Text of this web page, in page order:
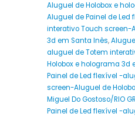
Aluguel de Holobox e
Aluguel de Painel de
interativo Touch screen-
3d em Santa Inês,
aluguel de Totem
Holobox e holograma 3d
Painel de Led flexível -
screen-Aluguel de
Miguel Do Gostoso/RIO
Painel de Led flexível -